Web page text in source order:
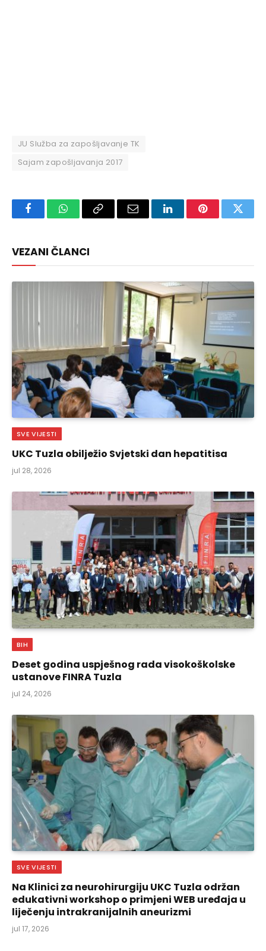
JU Služba za zapošljavanje TK
Sajam zapošljavanja 2017
FacebookWhatsAppCopy
Email LinkedInPinterest
VEZANI ČLANCI
SVE VIJESTI
UKC Tuzla obilježio Svjetski dan hepatitisa
jul 28, 2026
BIH
Deset godina uspješnog rada visokoškolske
ustanove FINRA Tuzla
jul 24, 2026
SVE VIJESTI
Na Klinici za neurohirurgiju UKC Tuzla održan
edukativni workshop o primjeni WEB uređaja u
liječenju intrakranijalnih aneurizmi
jul 17, 2026